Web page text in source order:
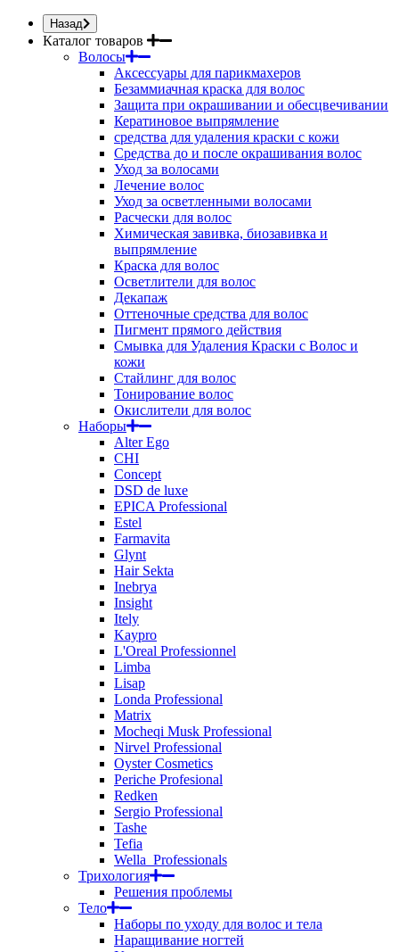
Назад
Каталог товаров
Волосы
Аксессуары для парикмахеров
Безаммиачная краска для волос
Защита при окрашивании и обесцвечивании
Кератиновое выпрямление
средства для удаления краски с кожи
Средства до и после окрашивания волос
Уход за волосами
Лечение волос
Уход за осветленными волосами
Расчески для волос
Химическая завивка, биозавивка и
выпрямление
Краска для волос
Осветлители для волос
Декапаж
Оттеночные средства для волос
Пигмент прямого действия
Смывка для Удаления Краски с Волос и
кожи
Стайлинг для волос
Тонирование волос
Окислители для волос
Наборы
Alter Ego
CHI
Concept
DSD de luxe
EPICA Professional
Estel
Farmavita
Glynt
Hair Sekta
Inebrya
Insight
Itely
Kaypro
L'Oreal Professionnel
Limba
Lisap
Londa Professional
Matrix
Mocheqi Musk Professional
Nirvel Professional
Oyster Cosmetics
Periche Profesional
Redken
Sergio Professional
Tashe
Tefia
Wella_Professionals
Трихология
Решения проблемы
Тело
Наборы по уходу для волос и тела
Наращивание ногтей